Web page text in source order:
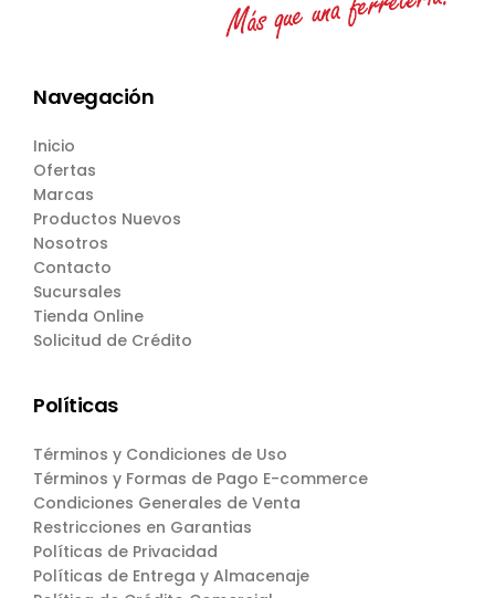
Navegación
Inicio
Ofertas
Marcas
Productos Nuevos
Nosotros
Contacto
Sucursales
Tienda Online
Solicitud de Crédito
Políticas
Términos y Condiciones de Uso
Términos y Formas de Pago E-commerce
Condiciones Generales de Venta
Restricciones en Garantias
Políticas de Privacidad
Políticas de Entrega y Almacenaje